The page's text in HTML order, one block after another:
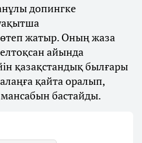
допингке
жатыр. Оның жаза
айында
қазақстандық былғары
қайта оралып,
бастайды.